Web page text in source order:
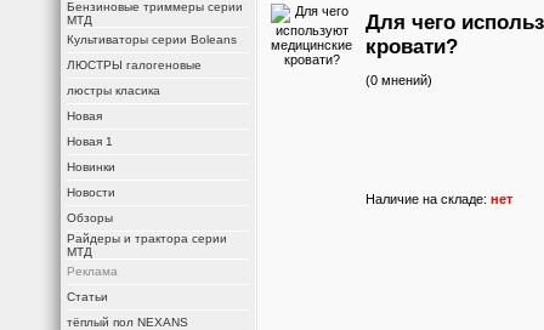
Бензиновые триммеры серии
МТД
Культиваторы серии Boleans
ЛЮСТРЫ галогеновые
люстры класика
Новая
Новая 1
Новинки
Новости
Обзоры
Райдеры и трактора серии
МТД
Реклама
Статьи
тёплый пол NEXANS
Для чего
кровати?
(0 мнений)
Наличие на складе: нет